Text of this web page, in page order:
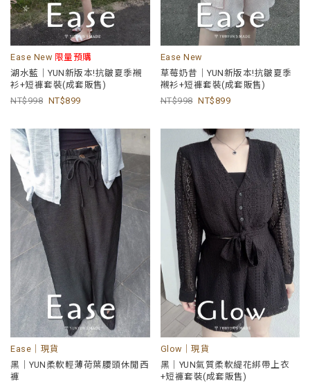
Ease New 限量預購
湖水藍｜YUN新版本!抗皺夏季襯
衫+短褲套裝(成套販售)
998
899
Ease New
草莓奶昔｜YUN新版本!抗皺夏季
襯衫+短褲套裝(成套販售)
998
899
Ease｜現貨
黑｜YUN柔軟輕薄荷葉腰頭休閒西
褲
Glow｜現貨
黑｜YUN氣質柔軟緹花綁帶上衣
+短褲套裝(成套販售)